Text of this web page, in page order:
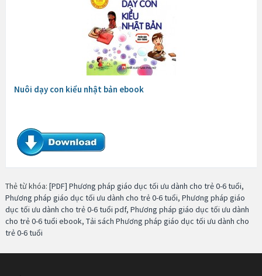
Nuôi dạy con kiểu nhật bản ebook
Thẻ từ khóa: [PDF] Phương pháp giáo dục tối ưu dành cho trẻ 0-6 tuổi,
Phương pháp giáo dục tối ưu dành cho trẻ 0-6 tuổi, Phương pháp giáo
dục tối ưu dành cho trẻ 0-6 tuổi pdf, Phương pháp giáo dục tối ưu dành
cho trẻ 0-6 tuổi ebook, Tải sách Phương pháp giáo dục tối ưu dành cho
trẻ 0-6 tuổi